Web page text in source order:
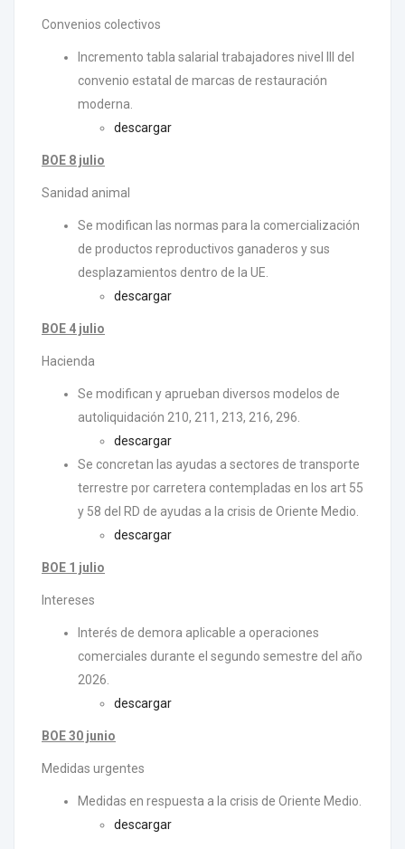
Convenios colectivos
Incremento tabla salarial trabajadores nivel III del
convenio estatal de marcas de restauración
moderna.
descargar
BOE 8 julio
Sanidad animal
Se modifican las normas para la comercialización
de productos reproductivos ganaderos y sus
desplazamientos dentro de la UE.
descargar
BOE 4 julio
Hacienda
Se modifican y aprueban diversos modelos de
autoliquidación 210, 211, 213, 216, 296.
descargar
Se concretan las ayudas a sectores de transporte
terrestre por carretera contempladas en los art 55
y 58 del RD de ayudas a la crisis de Oriente Medio.
descargar
BOE 1 julio
Intereses
Interés de demora aplicable a operaciones
comerciales durante el segundo semestre del año
2026.
descargar
BOE 30 junio
Medidas urgentes
Medidas en respuesta a la crisis de Oriente Medio.
descargar